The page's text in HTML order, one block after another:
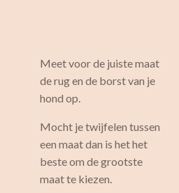
Meet voor de juiste maat
de rug en de borst van je
hond op.
Mocht je twijfelen tussen
een maat dan is het het
beste om de grootste
maat te kiezen.